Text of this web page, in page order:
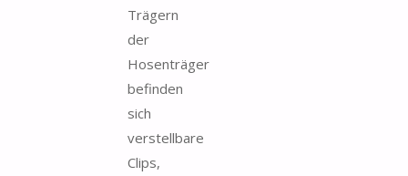
Trägern
der
Hosenträger
befinden
sich
verstellbare
Clips,